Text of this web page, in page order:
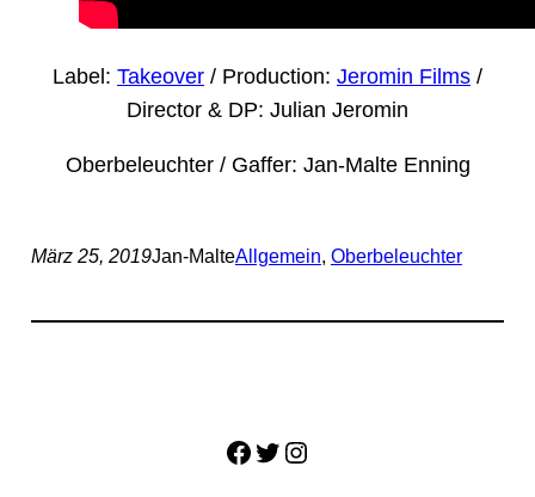
Label: Takeover / Production: Jeromin Films /
Director & DP: Julian Jeromin
Oberbeleuchter / Gaffer: Jan-Malte Enning
März 25, 2019Jan-MalteAllgemein, Oberbeleuchter
Facebook
Twitter
Instagram